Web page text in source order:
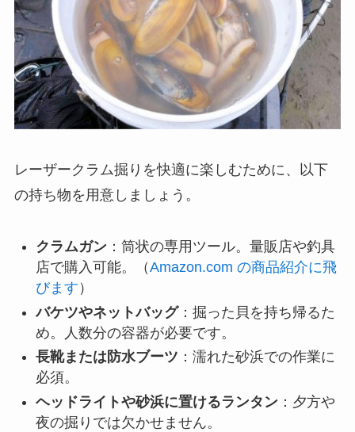
レーザークラム掘りを快適に楽しむために、以下
の持ち物を用意しましょう。
クラムガン：筒状の専用ツール。量販店や釣具
店で購入可能。（Amazon.com の商品紹介に飛
びます ）
バケツやネットバッグ：掘った貝を持ち帰るた
め。人数分の容器が必要です。
長靴または防水ブーツ ：濡れた砂浜での作業に
必須。
ヘッドライトや砂浜に置けるランタン：夕方や
夜の掘りでは欠かせません。